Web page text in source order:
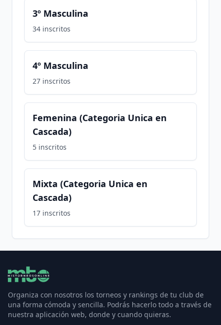
3º Masculina
34 inscritos
4º Masculina
27 inscritos
Femenina (Categoria Unica en
Cascada)
5 inscritos
Mixta (Categoria Unica en
Cascada)
17 inscritos
Organiza con nosotros los torneos y rankings de tu club de
una forma cómoda y sencilla. Podrás hacerlo todo a través de
nuestra aplicación web, donde y cuando quieras.